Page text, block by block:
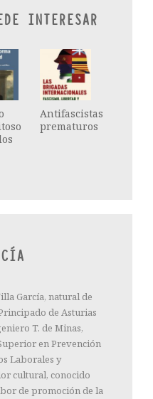
INTERESAR
Antifascistas
prematuros
García, natural de
de Asturias
T. de Minas,
en Prevención
Laborales y
cultural, conocido
de promoción de la